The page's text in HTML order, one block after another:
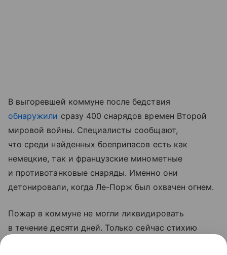
В выгоревшей коммуне после бедствия
обнаружили сразу 400 снарядов времен Второй
мировой войны. Специалисты сообщают,
что среди найденных боеприпасов есть как
немецкие, так и французские минометные
и противотанковые снаряды. Именно они
детонировали, когда Ле-Порж был охвачен огнем.
Пожар в коммуне не могли ликвидировать
в течение десяти дней. Только сейчас стихию